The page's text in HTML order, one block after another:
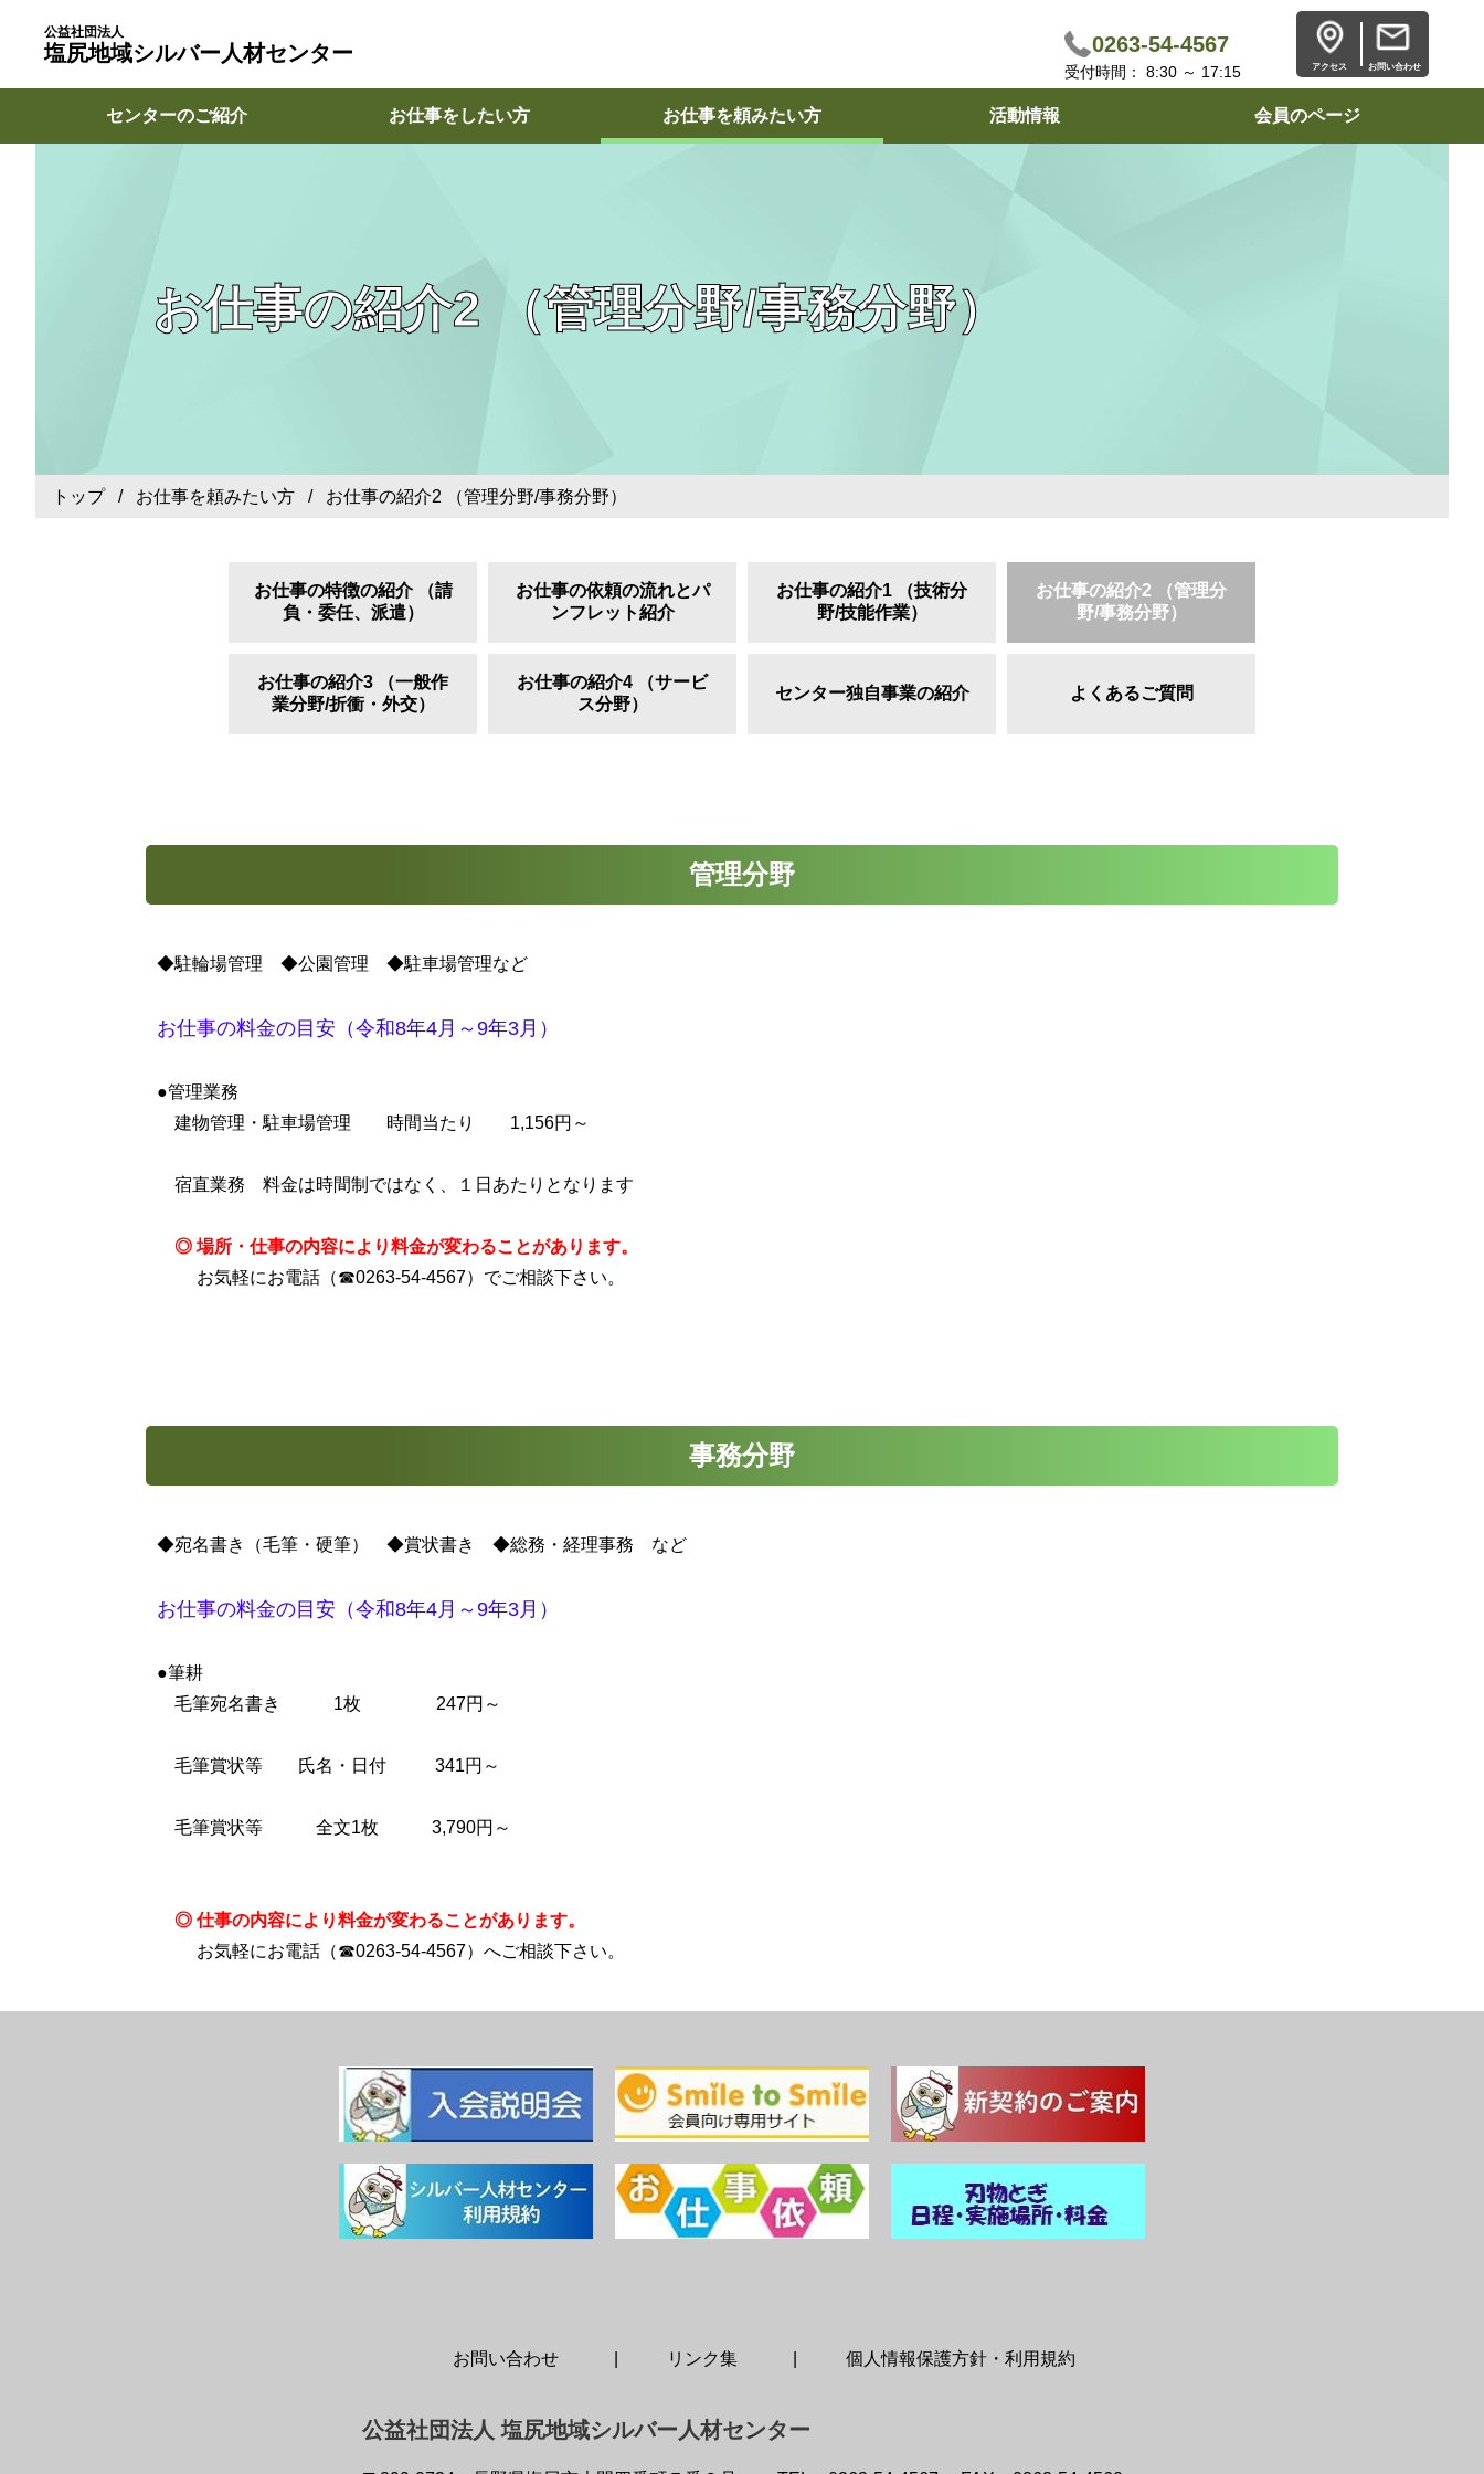
公益社団法人
塩尻地域シルバー人材センター 0263-54-4567
受付時間： 8:30 ～ 17:15 アクセス お問い合わせ
センターのご紹介 お仕事をしたい方 お仕事を頼みたい方 活動情報 会員のページ
お仕事の紹介2 （管理分野/事務分野）
トップ/ お仕事を頼みたい方 / お仕事の紹介2 （管理分野/事務分野）
お仕事の特徴の紹介 （請
負・委任、派遣）
お仕事の依頼の流れとパ
ンフレット紹介
お仕事の紹介1 （技術分
野/技能作業）
お仕事の紹介2 （管理分
野/事務分野）
お仕事の紹介3 （一般作
業分野/折衝・外交）
お仕事の紹介4 （サービ
ス分野）
センター独自事業の紹介 よくあるご質問
管理分野
◆駐輪場管理 ◆公園管理 ◆駐車場管理など
お仕事の料金の目安（令和8年4月～9年3月 ）
●管理業務
建物管理・駐車場管理 時間当たり 1,156円～
宿直業務 料金は時間制ではなく、１日あたりとなります
◎ 場所・仕事の内容により料金が変わることがあります。
お気軽にお電話（☎0263-54-4567）でご相談下さい。
事務分野
◆宛名書き（毛筆・硬筆） ◆賞状書き ◆総務・経理事務 など
お仕事の料金の目安（令和8年4月～9年3月 ）
●筆耕
毛筆宛名書き 1枚 247円～
毛筆賞状等 氏名・日付 341円～
毛筆賞状等 全文1枚 3,790円～
◎ 仕事の内容により料金が変わることがあります。
お気軽にお電話（☎0263-54-4567）へご相談下さい。
お問い合わせ リンク集 個人情報保護方針・利用規約
公益社団法人 塩尻地域シルバー人材センター